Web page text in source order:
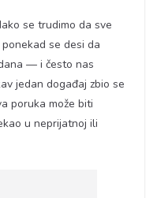
se trudimo da sve
se desi da
— i često nas
jedan događaj zbio se
poruka može biti
u neprijatnoj ili